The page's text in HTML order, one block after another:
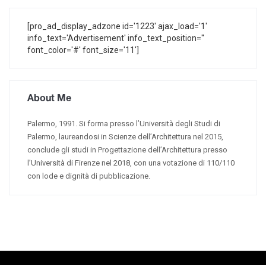
[pro_ad_display_adzone id='1223' ajax_load='1'
info_text='Advertisement' info_text_position=''
font_color='#' font_size='11']
About Me
Palermo, 1991. Si forma presso l’Università degli Studi di
Palermo, laureandosi in Scienze dell’Architettura nel 2015,
conclude gli studi in Progettazione dell’Architettura presso
l’Università di Firenze nel 2018, con una votazione di 110/110
con lode e dignità di pubblicazione.